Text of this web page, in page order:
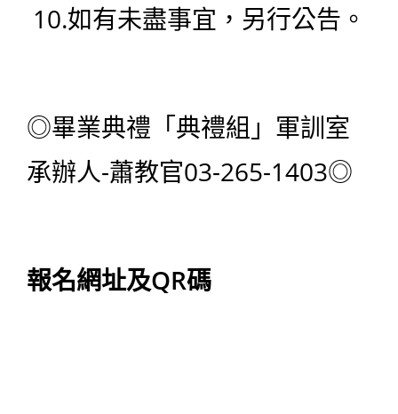
10.如有未盡事宜，另行公告。
◎畢業典禮「典禮組」軍訓室
承辦人-蕭教官03-265-1403◎
報名網址及QR碼